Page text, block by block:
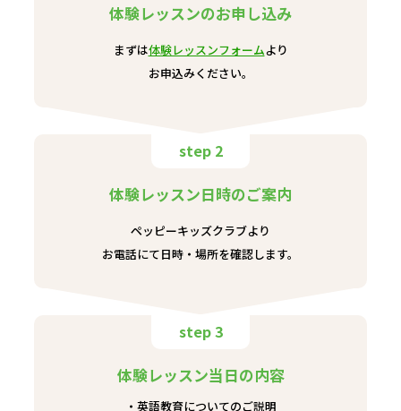
体験レッスンのお申し込み
まずは体験レッスンフォームより
お申込みください。
step 2
体験レッスン日時のご案内
ペッピーキッズクラブより
お電話にて日時・場所を確認します。
step 3
体験レッスン当日の内容
英語教育についてのご説明